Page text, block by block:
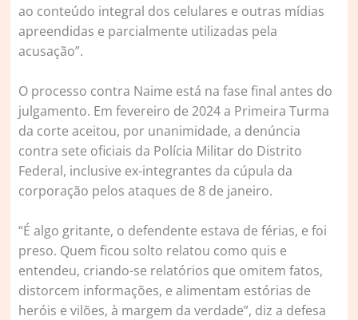
ao conteúdo integral dos celulares e outras mídias
apreendidas e parcialmente utilizadas pela
acusação”.
O processo contra Naime está na fase final antes do
julgamento. Em fevereiro de 2024 a Primeira Turma
da corte aceitou, por unanimidade, a denúncia
contra sete oficiais da Polícia Militar do Distrito
Federal, inclusive ex-integrantes da cúpula da
corporação pelos ataques de 8 de janeiro.
“É algo gritante, o defendente estava de férias, e foi
preso. Quem ficou solto relatou como quis e
entendeu, criando-se relatórios que omitem fatos,
distorcem informações, e alimentam estórias de
heróis e vilões, à margem da verdade”, diz a defesa